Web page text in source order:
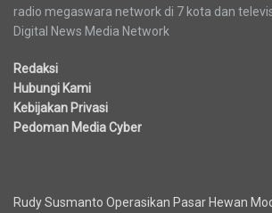
radio megaswara network di 7 kota dan
Digital News Media Network
Redaksi
Hubungi Kami
Kebijakan Privasi
Pedoman Media Cyber
Rudy Susmanto Operasikan Pasar Hewan